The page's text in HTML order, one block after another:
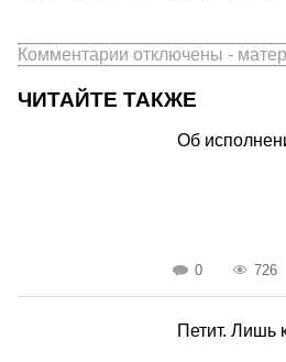
Комментарии отключены -
ЧИТАЙТЕ ТАКЖЕ
Об
0 726
Петит. Лишь